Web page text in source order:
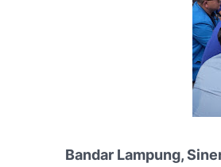
Bandar Lampung,